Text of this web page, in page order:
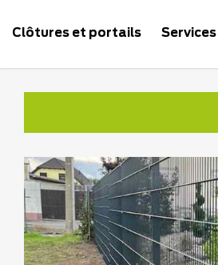
Clôtures et portails Services